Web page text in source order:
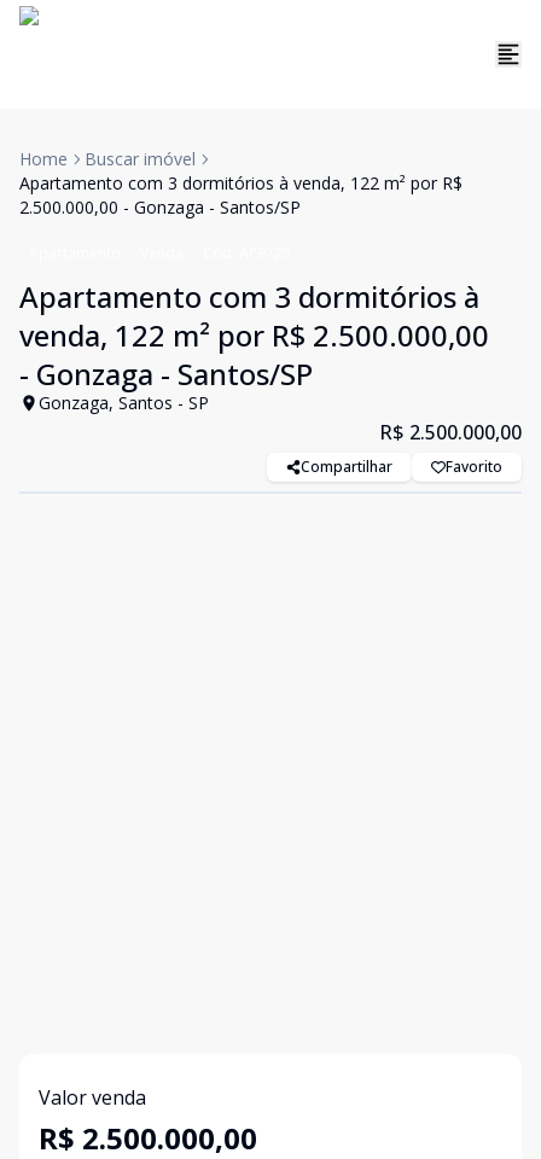
Home
Buscar imóvel
Apartamento com 3 dormitórios à venda, 122 m² por R$
2.500.000,00 - Gonzaga - Santos/SP
Apartamento com 3 dormitórios à
venda, 122 m² por R$ 2.500.000,00
- Gonzaga - Santos/SP
Gonzaga, Santos - SP
R$ 2.500.000,00
Compartilhar Favorito
Valor venda
R$ 2.500.000,00